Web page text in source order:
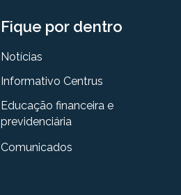
Fique por dentro
Notícias
Informativo Centrus
Educação financeira e
previdenciária
Comunicados